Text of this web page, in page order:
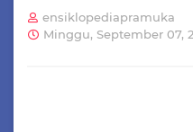
ensiklopediapramuka
Minggu, September 07,